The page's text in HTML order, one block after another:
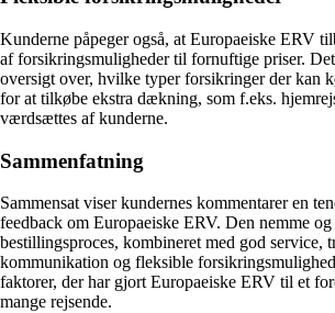
Kunderne påpeger også, at Europaeiske ERV
af forsikringsmuligheder til fornuftige priser.
oversigt over, hvilke typer forsikringer der kan
for at tilkøbe ekstra dækning, som f.eks.
værdsættes af kunderne.
Sammenfatning
Sammensat viser kundernes kommentarer en
feedback om Europaeiske ERV. Den nemme
bestillingsproces, kombineret med god service,
kommunikation og fleksible
faktorer, der har gjort Europaeiske ERV til et
mange rejsende.